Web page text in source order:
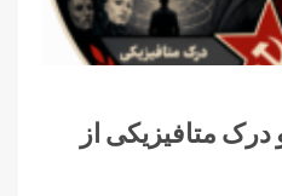
متافیزیکی از